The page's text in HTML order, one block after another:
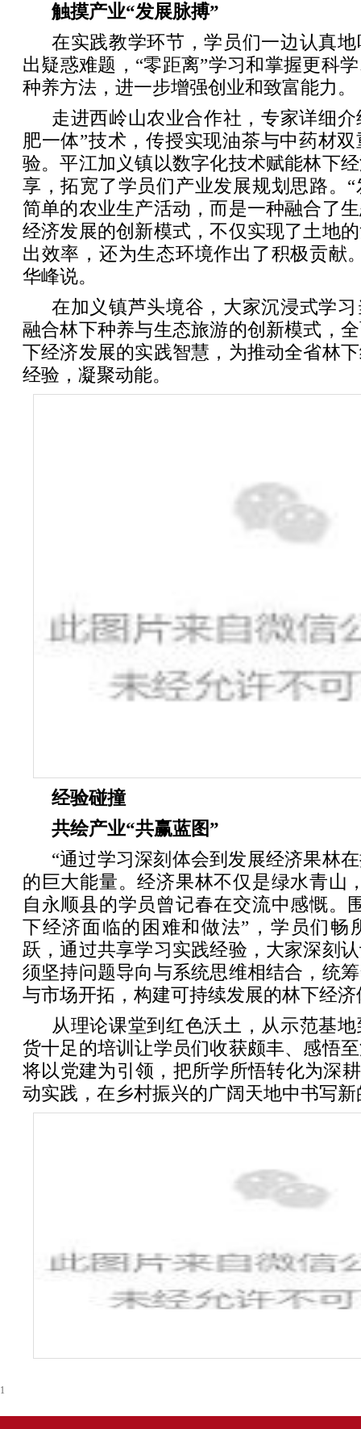
触摸产业“发展脉搏”
在实践教学环节，学员们一边认真
出疑惑难题，“零距离”学习和掌握更科
种养方法，进一步增强创业和致富能力。
走进西岭山农业合作社，专家详细
肥一体”技术，传授实现油茶与中药材
验。平江加义镇以数字化技术赋能林下
享，拓宽了学员们产业发展规划思路。
简单的农业生产活动，而是一种融合了
经济发展的创新模式，不仅实现了土地
出效率，还为生态环境作出了积极贡献
华峰说。
在加义镇芦头境谷，大家沉浸式学
融合林下种养与生态旅游的创新模式，
下经济发展的实践智慧，为推动全省林
经验，凝聚动能。
经验碰撞
共绘产业“共赢蓝图”
“通过学习深刻体会到发展经济果林
的巨大能量。经济果林不仅是绿水青山
自永顺县的学员曾记春在交流中感慨。
下经济面临的困难和做法”，学员们畅
跃，通过共享学习实践经验，大家深刻
须坚持问题导向与系统思维相结合，统
与市场开拓，构建可持续发展的林下经济
从理论课堂到红色沃土，从示范基
货十足的培训让学员们收获颇丰、感悟
将以党建为引领，把所学所悟转化为深
动实践，在乡村振兴的广阔天地中书写
1